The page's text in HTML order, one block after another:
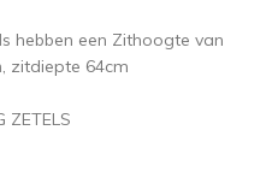
hebben een Zithoogte van
zitdiepte 64cm
ZETELS